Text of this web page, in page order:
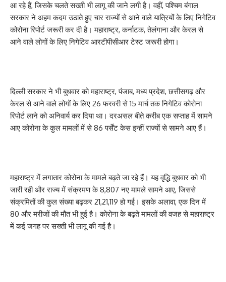
आ रहे हैं, जिसके चलते सख्ती भी लागू की जाने लगी है। वहीं, पश्चिम बंगाल
सरकार ने अहम कदम उठाते हुए चार राज्यों से आने वाले यात्रियों के लिए निगेटिव
कोरोना रिपोर्ट जरूरी कर दी है। महाराष्ट्र, कर्नाटक, तेलंगाना और केरल से
आने वाले लोगों के लिए निगेटिव आरटीपीसीआर टेस्ट जरूरी होगा।
दिल्ली सरकार ने भी बुधवार को महाराष्ट्र, पंजाब, मध्य प्रदेश, छत्तीसगढ़ और
केरल से आने वाले लोगों के लिए 26 फरवरी से 15 मार्च तक निगेटिव कोरोना
रिपोर्ट लाने को अनिवार्य कर दिया था। दरअसल बीते करीब एक सप्ताह में सामने
आए कोरोना के कुल मामलों में से 86 पर्सेंट केस इन्हीं राज्यों से सामने आए हैं।
महाराष्ट्र में लगातार कोरोना के मामले बढ़ते जा रहे हैं। यह वृद्धि बुधवार को भी
जारी रही और राज्य में संक्रमण के 8,807 नए मामले सामने आए, जिससे
संक्रमितों की कुल संख्या बढ़कर 21,21,119 हो गई। इसके अलावा, एक दिन में
80 और मरीजों की मौत भी हुई है। कोरोना के बढ़ते मामलों की वजह से महाराष्ट्र
में कई जगह पर सख्ती भी लागू की गई है।